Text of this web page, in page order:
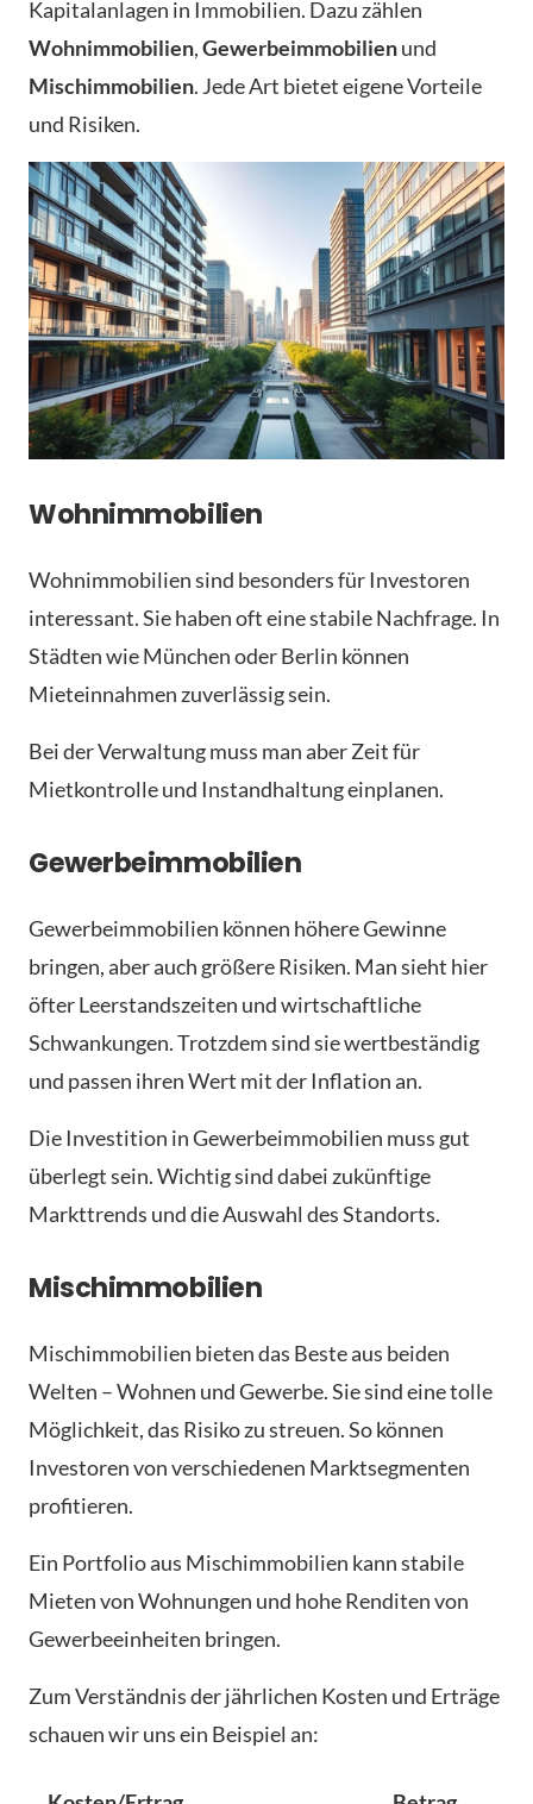
Kapitalanlagen in Immobilien. Dazu zählen
Wohnimmobilien,Gewerbeimmobilienund
Mischimmobilien. Jede Art bietet eigene Vorteile
und Risiken.
Wohnimmobilien
Wohnimmobilien sind besonders für Investoren
interessant. Sie haben oft eine stabile Nachfrage. In
Städten wie München oder Berlin können
Mieteinnahmen zuverlässig sein.
Bei der Verwaltung muss man aber Zeit für
Mietkontrolle und Instandhaltung einplanen.
Gewerbeimmobilien
Gewerbeimmobilien können höhere Gewinne
bringen, aber auch größere Risiken. Man sieht hier
öfter Leerstandszeiten und wirtschaftliche
Schwankungen. Trotzdem sind sie wertbeständig
und passen ihren Wert mit der Inflation an.
Die Investition in Gewerbeimmobilien muss gut
überlegt sein. Wichtig sind dabei zukünftige
Markttrends und die Auswahl des Standorts.
Mischimmobilien
Mischimmobilien bieten das Beste aus beiden
Welten – Wohnen und Gewerbe. Sie sind eine tolle
Möglichkeit, das Risiko zu streuen. So können
Investoren von verschiedenen Marktsegmenten
profitieren.
Ein Portfolio aus Mischimmobilien kann stabile
Mieten von Wohnungen und hohe Renditen von
Gewerbeeinheiten bringen.
Zum Verständnis der jährlichen Kosten und Erträge
schauen wir uns ein Beispiel an: